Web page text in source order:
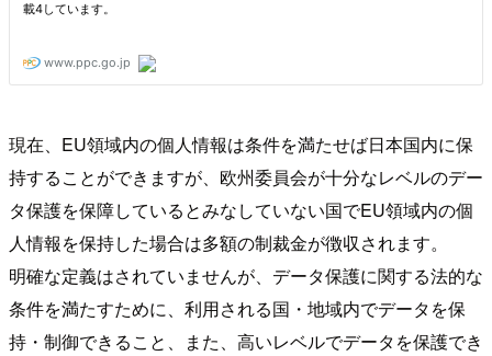
現在、EU領域内の個人情報は条件を満たせば日本国内に保
持することができますが、欧州委員会が十分なレベルのデー
タ保護を保障しているとみなしていない国でEU領域内の個
人情報を保持した場合は多額の制裁金が徴収されます。
明確な定義はされていませんが、データ保護に関する法的な
条件を満たすために、利用される国・地域内でデータを保
持・制御できること、また、高いレベルでデータを保護でき